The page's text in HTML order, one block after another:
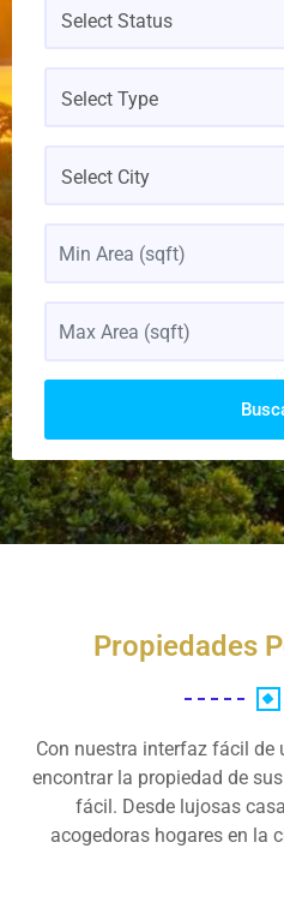
Select Status
Select Type
Select City
Propiedades
Con nuestra interfaz fácil de
encontrar la propiedad de
fácil. Desde lujosas
acogedoras hogares en la